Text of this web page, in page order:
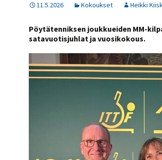
11.5.2026 Kokoukset Heikki
Pöytätenniksen joukkueiden MM-
satavuotisjuhlat ja vuosikokous.